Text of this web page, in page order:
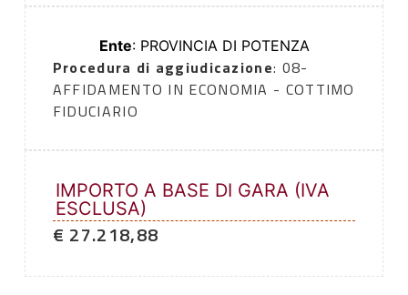
Ente: PROVINCIA DI POTENZA
Procedura di aggiudicazione: 08-
AFFIDAMENTO IN ECONOMIA - COTTIMO
FIDUCIARIO
IMPORTO A BASE DI GARA (IVA
ESCLUSA)
€ 27.218,88